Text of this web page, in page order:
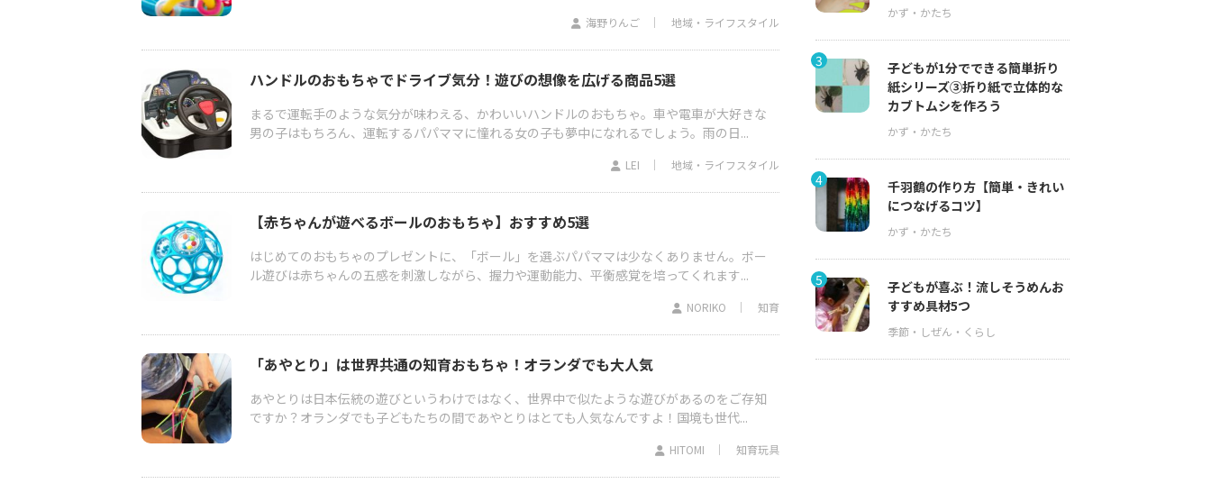
海野りんご 地域・ライフスタイル
ハンドルのおもちゃでドライブ気分！遊びの想像を広げる商品5選
まるで運転手のような気分が味わえる、かわいいハンドルのおもちゃ。車や電車が大好きな
男の子はもちろん、運転するパパママに憧れる女の子も夢中になれるでしょう。雨の日...
LEI 地域・ライフスタイル
【赤ちゃんが遊べるボールのおもちゃ】おすすめ5選
はじめてのおもちゃのプレゼントに、「ボール」を選ぶパパママは少なくありません。ボー
ル遊びは赤ちゃんの五感を刺激しながら、握力や運動能力、平衡感覚を培ってくれます...
NORIKO 知育
「あやとり」は世界共通の知育おもちゃ！オランダでも大人気
あやとりは日本伝統の遊びというわけではなく、世界中で似たような遊びがあるのをご存知
ですか？オランダでも子どもたちの間であやとりはとても人気なんですよ！国境も世代...
HITOMI 知育玩具
3
子どもが1分でできる簡単折り
紙シリーズ③折り紙で立体的な
カブトムシを作ろう
4
千羽鶴の作り方【簡単・きれい
につなげるコツ】
5
子どもが喜ぶ！流しそうめんお
すすめ具材5つ